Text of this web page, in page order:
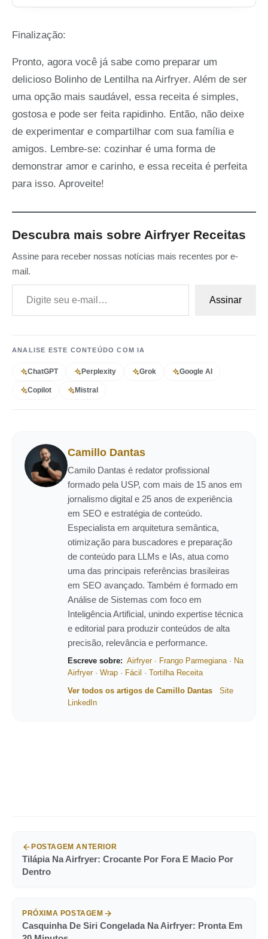
Finalização:
Pronto, agora você já sabe como preparar um
delicioso Bolinho de Lentilha na Airfryer. Além de ser
uma opção mais saudável, essa receita é simples,
gostosa e pode ser feita rapidinho. Então, não deixe
de experimentar e compartilhar com sua família e
amigos. Lembre-se: cozinhar é uma forma de
demonstrar amor e carinho, e essa receita é perfeita
para isso. Aproveite!
Descubra mais sobre Airfryer Receitas
Assine para receber nossas notícias mais recentes por e-
mail.
Digite seu e-mail…
Assinar
ANALISE ESTE CONTEÚDO COM IA
ChatGPT Perplexity Grok Google AI
Copilot Mistral
Camillo Dantas
Camilo Dantas é redator profissional
formado pela USP, com mais de 15 anos em
jornalismo digital e 25 anos de experiência
em SEO e estratégia de conteúdo.
Especialista em arquitetura semântica,
otimização para buscadores e preparação
de conteúdo para LLMs e IAs, atua como
uma das principais referências brasileiras
em SEO avançado. Também é formado em
Análise de Sistemas com foco em
Inteligência Artificial, unindo expertise técnica
e editorial para produzir conteúdos de alta
precisão, relevância e performance.
Escreve sobre: Airfryer· Frango Parmegiana · Na
Airfryer· Wrap · Fácil · Tortilha Receita
Ver todos os artigos de Camillo Dantas
Site
LinkedIn
POSTAGEM ANTERIOR
Tilápia Na Airfryer: Crocante Por Fora E Macio Por
Dentro
PRÓXIMA POSTAGEM
Casquinha De Siri Congelada Na Airfryer: Pronta Em